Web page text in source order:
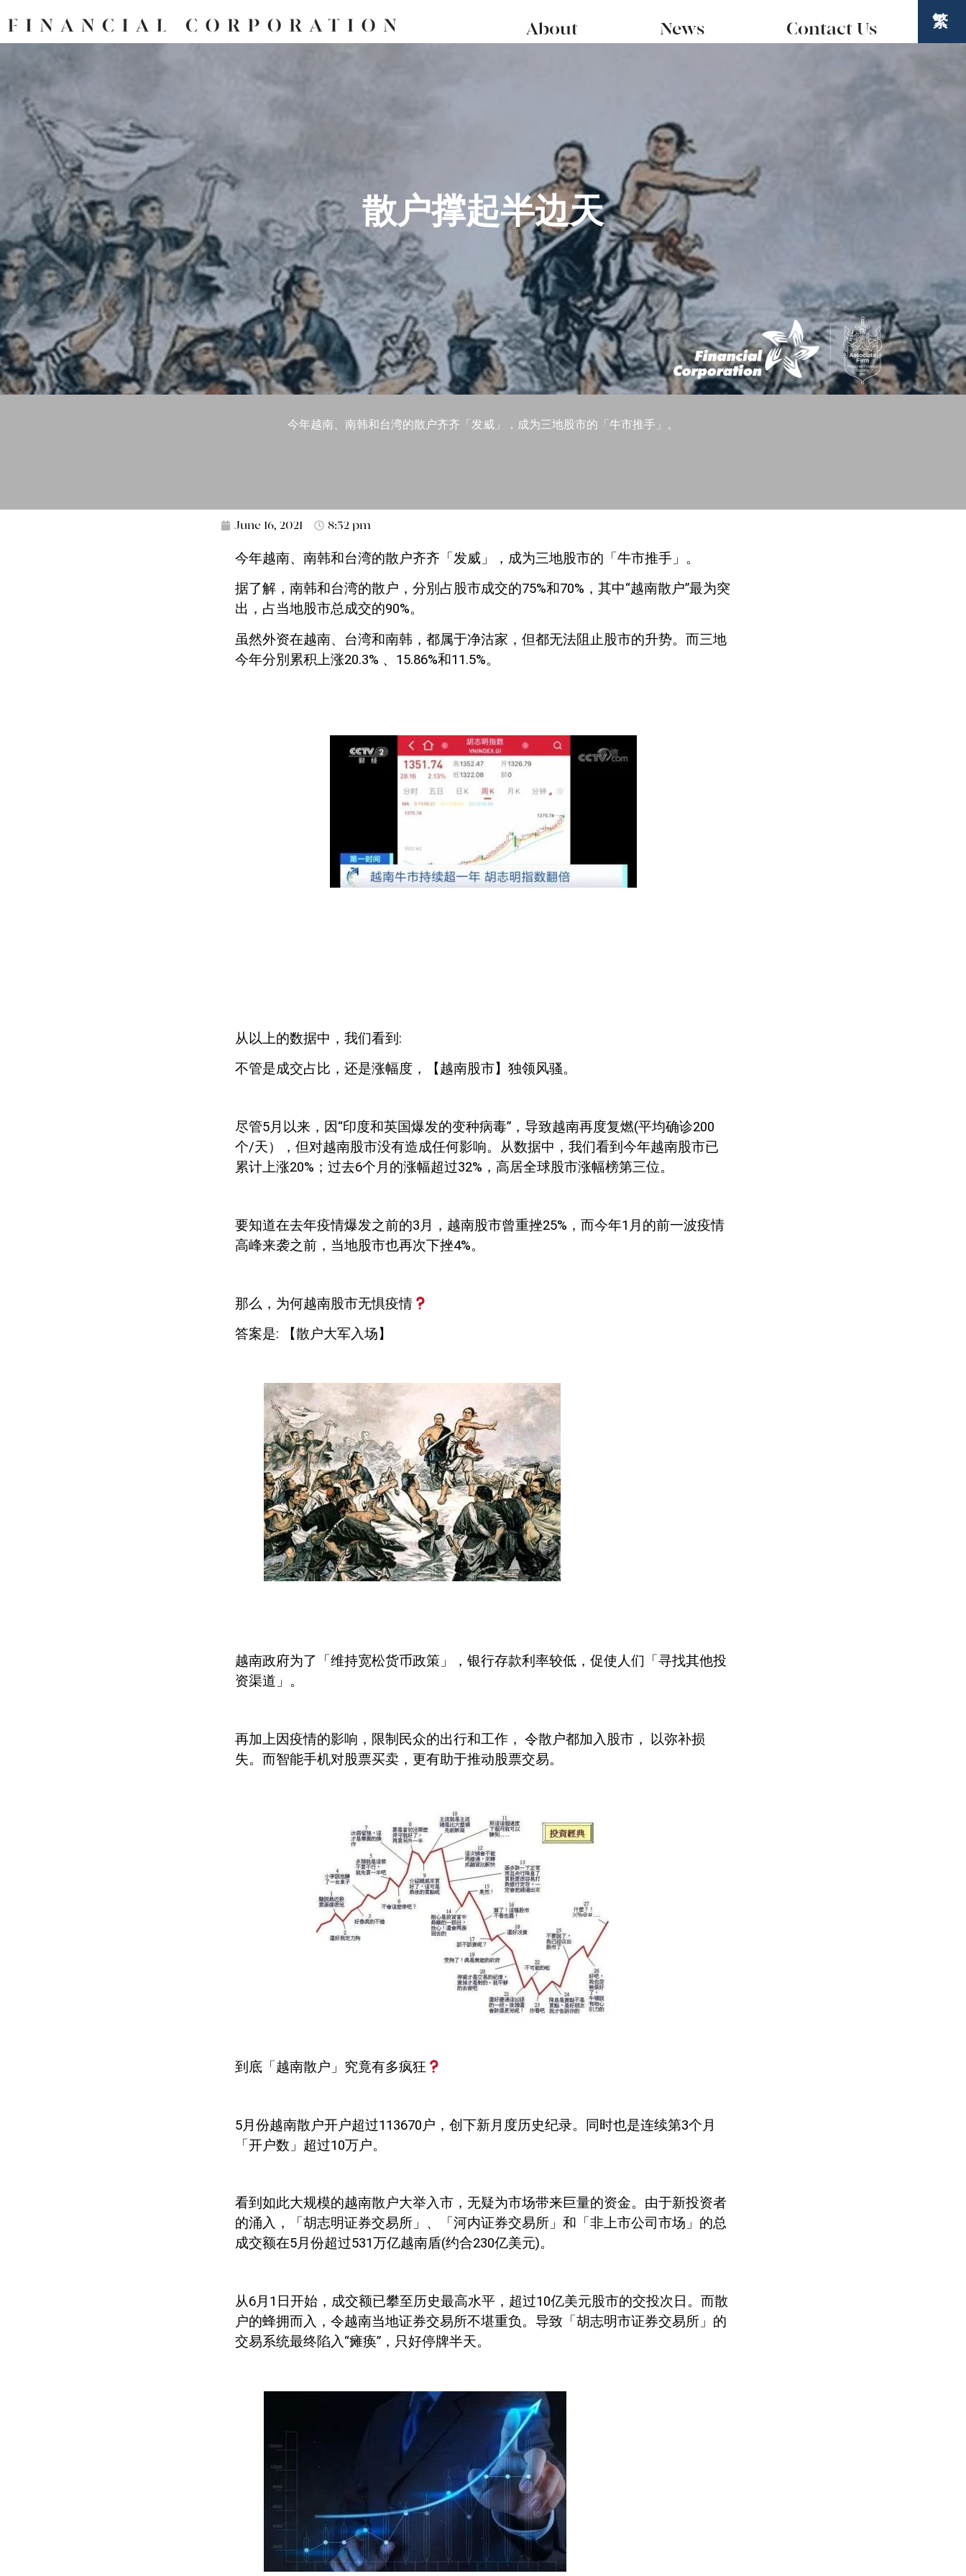
About News Contact Us 繁
散户撑起半边天
今年越南、南韩和台湾的散户齐齐「发威」，成为三地股市的「牛市推手」。
June 16, 2021 8:52 pm
今年越南、南韩和台湾的散户齐齐「发威」，成为三地股市的「牛市推手」。
据了解，南韩和台湾的散户，分別占股市成交的75%和70%，其中“越南散户”最为突
出，占当地股市总成交的90%。
虽然外资在越南、台湾和南韩，都属于净沽家，但都无法阻止股市的升势。而三地
今年分別累积上涨20.3% 、 15.86%和11.5%。
从以上的数据中，我们看到 :
不管是成交占比，还是涨幅度，【越南股市】独领风骚。
尽管5月以来，因“印度和英国爆发的变种病毒”，导致越南再度复燃(平均确诊200
个/天），但对越南股市没有造成任何影响。从数据中，我们看到今年越南股市已
累计上涨20% ；过去6个月的涨幅超过32% ，高居全球股市涨幅榜第三位。
要知道在去年疫情爆发之前的3月，越南股市曾重挫25% ，而今年1 月的前一波疫情
高峰来袭之前，当地股市也再次下挫4%。
那么，为何越南股市无惧疫情
答案是: 【散户大军入场】
越南政府为了「维持宽松货币政策」，银行存款利率较低，促使人们「寻找其他投
资渠道」。
再加上因疫情的影响，限制民众的出行和工作， 令散户都加入股市， 以弥补损
失。而智能手机对股票买卖，更有助于推动股票交易。
到底「越南散户」究竟有多疯狂
5月份越南散户开户超过113670户，创下新月度历史纪录。同时也是连续第3个月
「开户数」超过10万户。
看到如此大规模的越南散户大举入市，无疑为市场带来巨量的资金。由于新投资者
的涌入，「胡志明证券交易所」、「河内证券交易所」和「非上市公司市场」的总
成交额在5月份超过531万亿越南盾(约合230亿美元)。
从6月 1 日开始，成交额已攀至历史最高水平，超过10亿美元股市的交投次日。而散
户的蜂拥而入，令越南当地证券交易所不堪重负。导致「胡志明市证券交易所」的
交易系统最终陷入“瘫痪”，只好停牌半天。